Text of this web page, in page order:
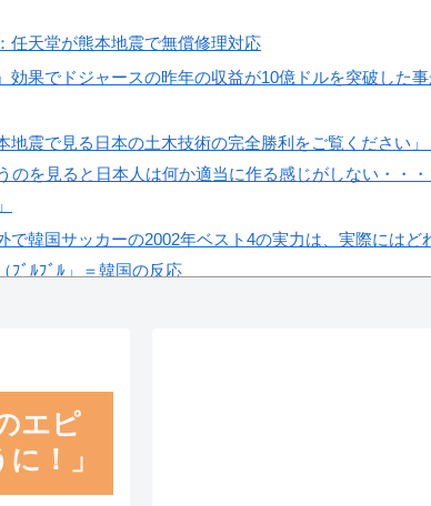
任天堂が熊本地震で無償修理対応
効果でドジャースの昨年の収益が10億ドルを突破した
地震で見る日本の土木技術の完全勝利をご覧ください
のを見ると日本人は何か適当に作る感じがしない・・
で韓国サッカーの2002年ベスト4の実力は、実際にはど
ﾌﾞﾙﾌﾞﾙ」＝韓国の反応
人の日本への好感度が最高記録を達成した理由」
エピ
！」